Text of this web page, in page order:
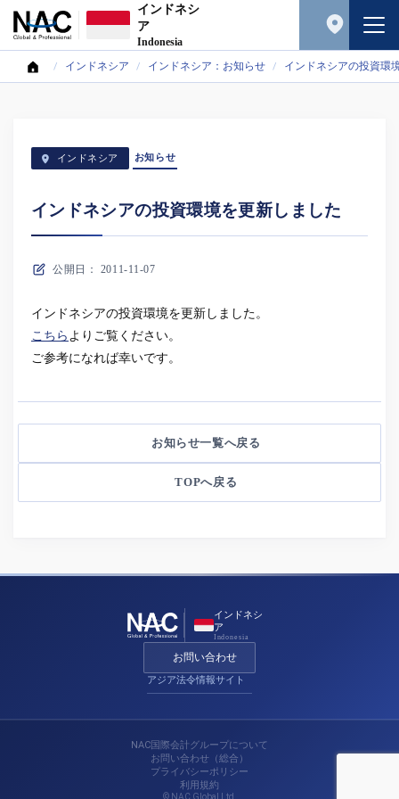
インドネシ
ア
Indonesia
インドネシア
インドネシア：お知らせ インドネシアの投資環
インドネシア お知らせ
インドネシアの投資環境を更新しました
公開日： 2011-11-07
インドネシアの投資環境を更新しました。
こちら よりご覧ください。
ご参考になれば幸いです。
お知らせ一覧へ戻る
TOPへ戻る
インドネシ
ア
Indonesia
お問い合わせ
アジア法令情報サイト
NAC国際会計グループについて
お問い合わせ（総合）
プライバシーポリシー
利用規約
© NAC Global Ltd.